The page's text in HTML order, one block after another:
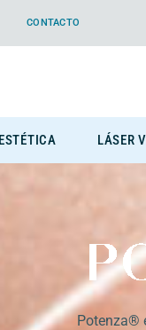
CONTACTO
LÁSER
Potenza®